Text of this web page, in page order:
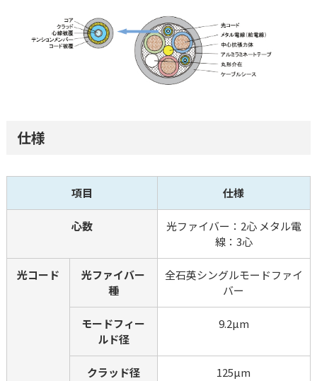
仕様
項目 仕様
心数
光ファイバー：2心 メタル電
線：3心
光コード
光ファイバー
種
全石英シングルモードファイ
バー
モードフィー
ルド径
9.2µm
クラッド径 125µm